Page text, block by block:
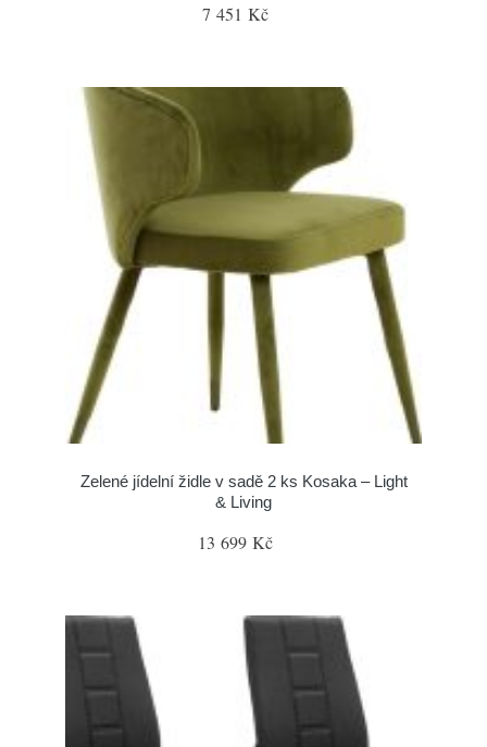
7 451 Kč
Zelené jídelní židle v sadě 2 ks Kosaka – Light
& Living
13 699 Kč